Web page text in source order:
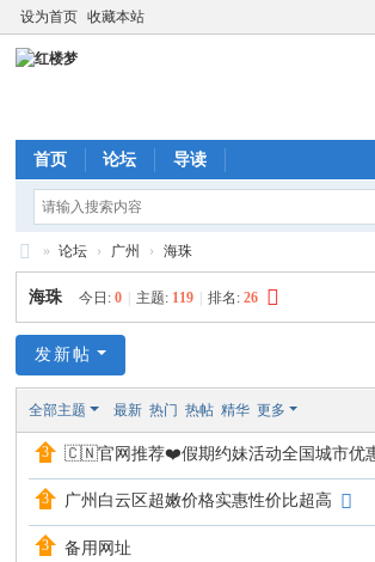
设为首页 收藏本站
首页 论坛 导读
红
楼
梦
» 论坛 › 广州 › 海珠
海珠 今日:0 主题: 119 排名:26
发新帖
全部主题 最新 热门 热帖 精华 更多
🇨🇳官网推荐❤️假期约妹活动全国城市优
广州白云区超嫩价格实惠性价比超高
备用网址